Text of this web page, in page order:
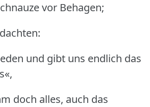
vor Behagen;
und gibt uns endlich das
doch alles, auch das